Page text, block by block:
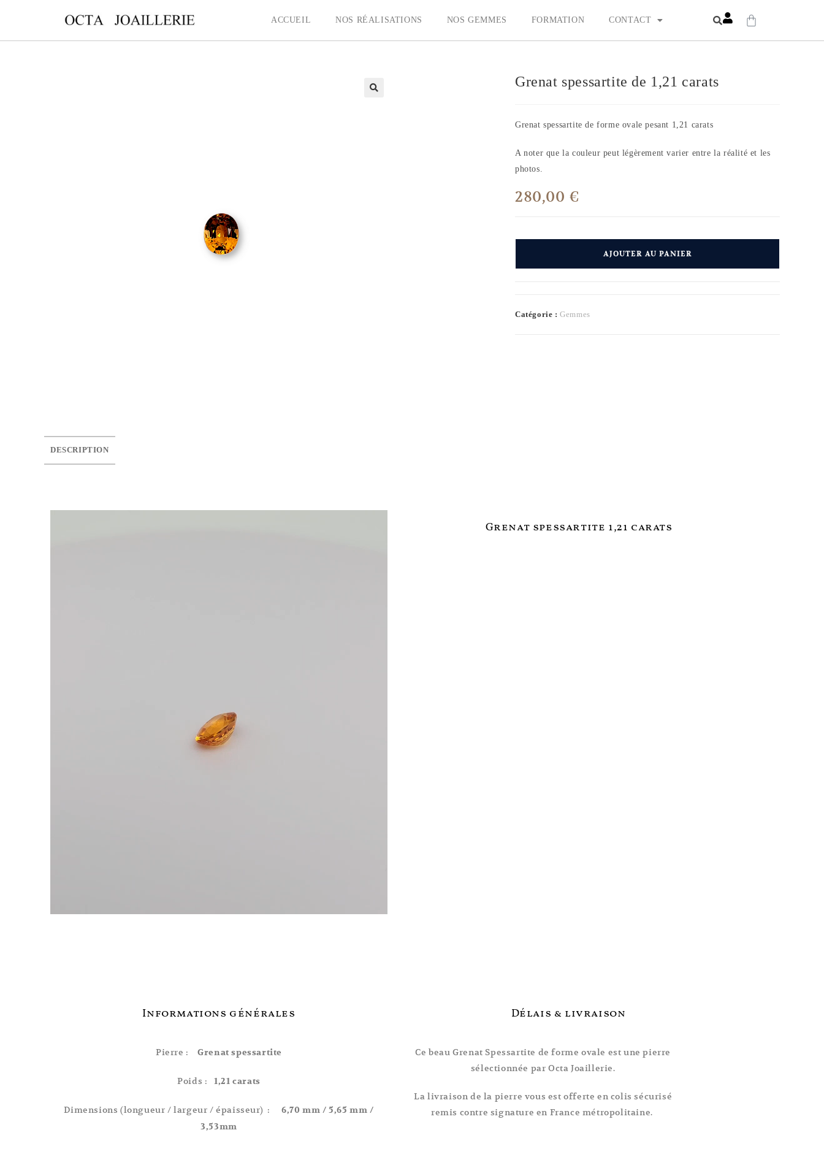
ACCUEIL NOS RÉALISATIONS NOS GEMMES FORMATION CONTACT
Grenat spessartite de 1,21 carats
Grenat spessartite de forme ovale pesant 1,21 carats
A noter que la couleur peut légèrement varier entre la réalité et les
photos.
280,00 €
AJOUTER AU PANIER
Catégorie :Gemmes
DESCRIPTION
Grenat spessartite 1,21 carats
Informations générales
Pierre :Grenat spessartite
Poids :1,21 carats
Dimensions (longueur / largeur / épaisseur) :6,70 mm / 5,65 mm /
3,53mm
Délais & livraison
Ce beau Grenat Spessartite de forme ovale est une pierre
sélectionnée par Octa Joaillerie.
La livraison de la pierre vous est offerte en colis sécurisé
remis contre signature en France métropolitaine.